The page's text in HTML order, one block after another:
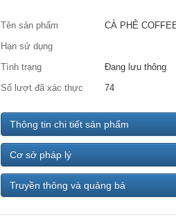
Tên sản phẩm
CÀ PHÊ
Hạn sử dụng
Tình trạng
Đang lưu thông
Số lượt đã xác thực
74
Thông tin chi tiết sản phẩm
Cơ sở pháp lý
Truyền thông và quảng bá